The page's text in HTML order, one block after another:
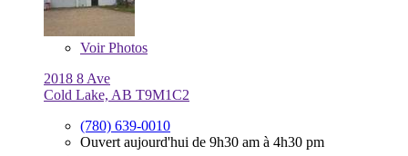
VoirPhotos
2018 8 Ave
Cold Lake, AB T9M1C2
(780) 639-0010
Ouvert aujourd'hui de 9h30 am à 4h30 pm